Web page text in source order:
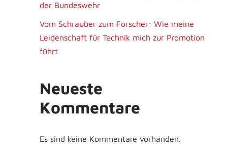
der Bundeswehr
Vom Schrauber zum Forscher: Wie meine
Leidenschaft für Technik mich zur Promotion
führt
Neueste
Kommentare
Es sind keine Kommentare vorhanden.